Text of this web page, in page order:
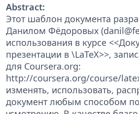
Abstract:
Этот шаблон документа
Данилом Фёдоровых
использования в курсе
презентации в \LaTeX>>,
для Coursera.org:
http://coursera.org/course/
изменять, использовать,
документ любым способом